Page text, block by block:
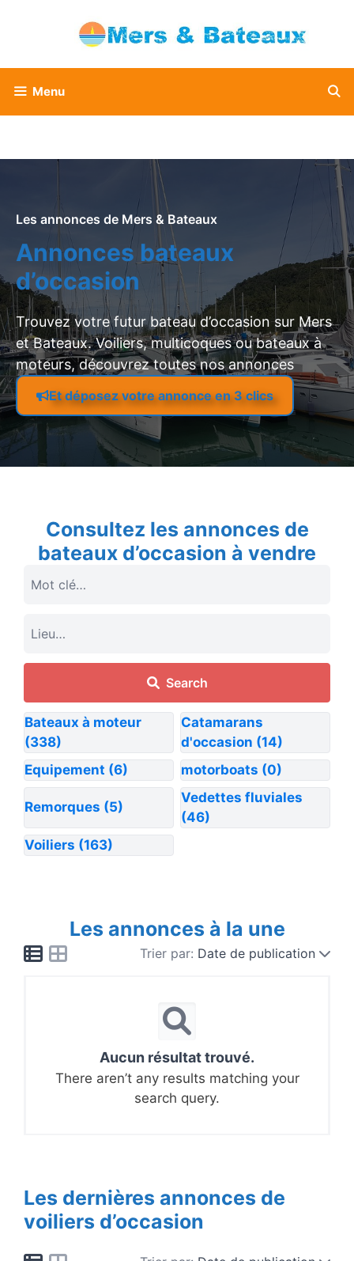
Menu
Les annonces de Mers & Bateaux
Annonces bateaux
d’occasion
Trouvez votre futur bateau d’occasion sur Mers
et Bateaux. Voiliers, multicoques ou bateaux à
moteurs, découvrez toutes nos annonces
Et déposez votre annonce en 3 clics
Consultez les annonces de
bateaux d’occasion à vendre
Search
Bateaux à moteur
(338)
Catamarans
d'occasion (14)
Equipement (6) motorboats (0)
Remorques (5)
Vedettes fluviales
(46)
Voiliers (163)
Les annonces à la une
Trier par: Date de publication
Aucun résultat trouvé.
There aren’t any results matching your
search query.
Les dernières annonces de
voiliers d’occasion